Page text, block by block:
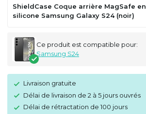
ShieldCase Coque arrière MagSafe en
silicone Samsung Galaxy S24 (noir)
Ce produit est compatible pour:
Samsung S24
Livraison gratuite
Délai de livraison de 2 à 5 jours ouvrés
Délai de rétractation de 100 jours